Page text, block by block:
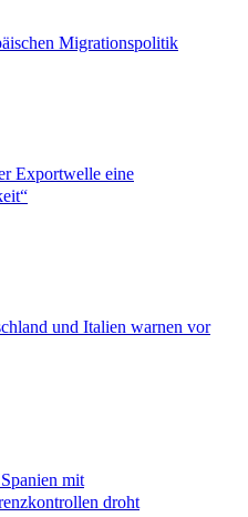
Migrationspolitik
Exportwelle eine
und Italien warnen vor
mit
droht